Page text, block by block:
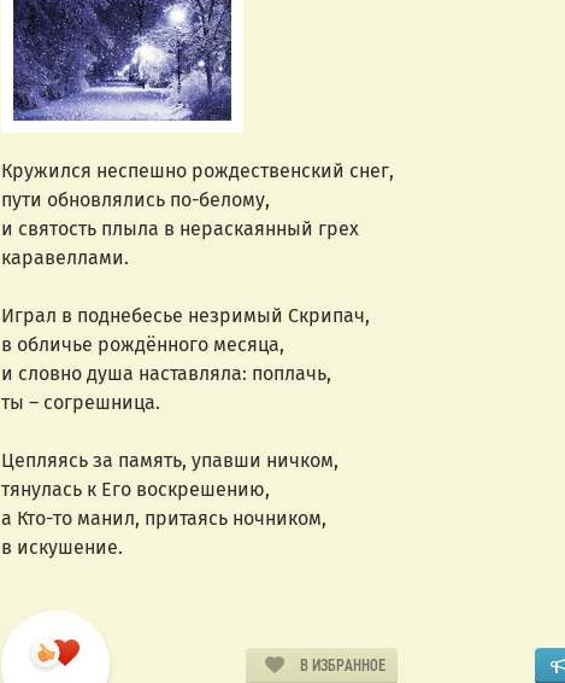
Кружился неспешно рождественский снег,
пути обновлялись по-белому,
и святость плыла в нераскаянный грех
каравеллами.
Играл в поднебесье незримый Скрипач,
в обличье рождённого месяца,
и словно душа наставляла: поплачь,
ты – согрешница.
Цепляясь за память, упавши ничком,
тянулась к Его воскрешению,
а Кто-то манил, притаясь ночником,
в искушение.
В ИЗБРАННОЕ